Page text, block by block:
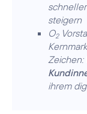
steigern
O2
Zeichen:
ihrem